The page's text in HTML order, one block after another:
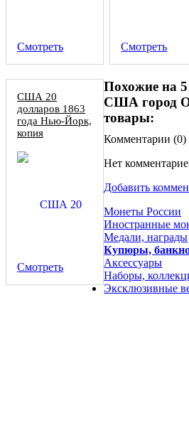
Смотреть Смотреть
США 20
долларов 1863
года Нью-Йорк,
копия
Смотреть
Похожие на
США город
товары:
Комментарии (0)
Нет
Добавить
Монеты России
Иностранные
Медали, награды
Купюры,
Аксессуары
Наборы,
Эксклюзивные